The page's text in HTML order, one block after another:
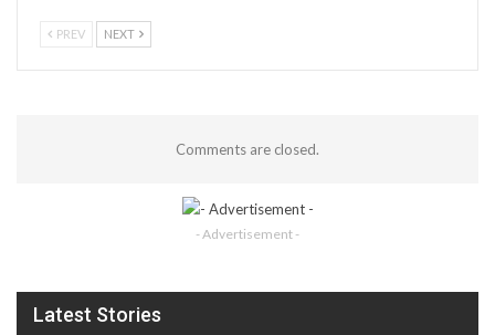
PREV NEXT
Comments are closed.
- Advertisement -
Latest Stories